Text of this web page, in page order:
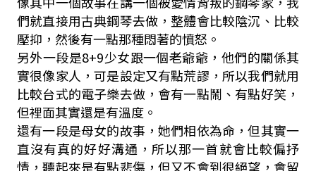
們就直接用古典鋼琴去做，整體會比較陰沉、比較
壓抑，然後有一點那種悶著的憤怒。
另外一段是8+9少女跟一個老爺爺，他們的關係其
實很像家人，可是設定又有點荒謬，所以我們就用
比較台式的電子樂去做，會有一點鬧、有點好笑，
但裡面其實還是有溫度。
還有一段是母女的故事，她們相依為命，但其實一
直沒有真的好好溝通，所以那一首就會比較偏抒
情，聽起來是有點悲傷，但又不會到很絕望，會留